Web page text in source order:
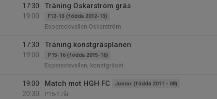
17:30
19:00
Träning Oskarström gräs
F12-13 (födda 2012-13)
Esperedsvallen Oskarström
17:30
19:00
Träning konstgräsplanen
P15-16 (födda 2015-16)
Esperedsvallen, konstgräset
19:00
20:30
Match mot HGH FC Junior (födda 2011 - 08)
P16-17år